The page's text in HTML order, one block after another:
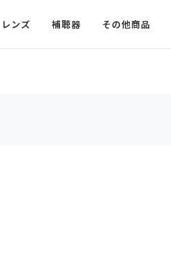
レンズ 補聴器 その他商品